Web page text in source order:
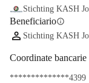
Stichting KASH
Beneficiarioinfo
Stichting KASH
Coordinate
**************4399